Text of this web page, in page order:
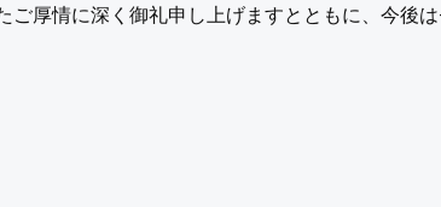
ご厚情に深く御礼申し上げますとともに、今後